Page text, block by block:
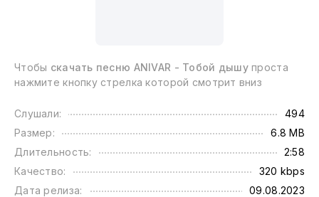
Чтобы скачать песню ANIVAR - Тобой дышупроста
нажмите кнопку стрелка которой смотрит вниз
Слушали:
494
Размер:
6.8 MB
Длительность:
2:58
Качество:
320 kbps
Дата релиза:
09.08.2023